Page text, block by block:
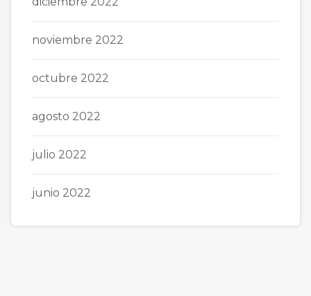
noviembre 2022
octubre 2022
agosto 2022
julio 2022
junio 2022